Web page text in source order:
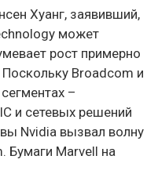
Хуанг, заявивший,
может
рост примерно
Broadcom и
–
и сетевых решений
Nvidia вызвал волну
Бумаги Marvell на